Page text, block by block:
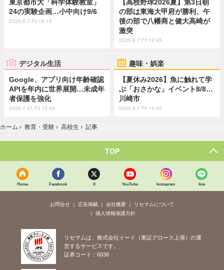
東京都市大「科学体験教室」
24の実験企画…小中向け9/6
2026.8.7 Fri 18:15
【高校野球2026夏】第3日朝
の部は東海大甲府が勝利、午
後の部で八幡商と健大高崎が
激突
2026.8.7 Fri 12:45
デジタル生活
Google、アプリ向け年齢確認
APIを年内に世界展開…未成年
者保護を強化
2026.7.31 Fri 13:45
趣味・娯楽
【夏休み2026】魚に触れて学
ぶ「おさかな」イベント8/8…
川崎市
2026.8.7 Fri 10:45
ホーム › 教育・受験 › 高校生 › 記事
TOP
Home Facebook X YouTube Instagram line
お問合せ 広告掲載 会社概要
リセマムについて
個人情報保護方針
リセマムは、株式会社イード（東証グロース上場）の運
営するサービスです。
証券コード：6038